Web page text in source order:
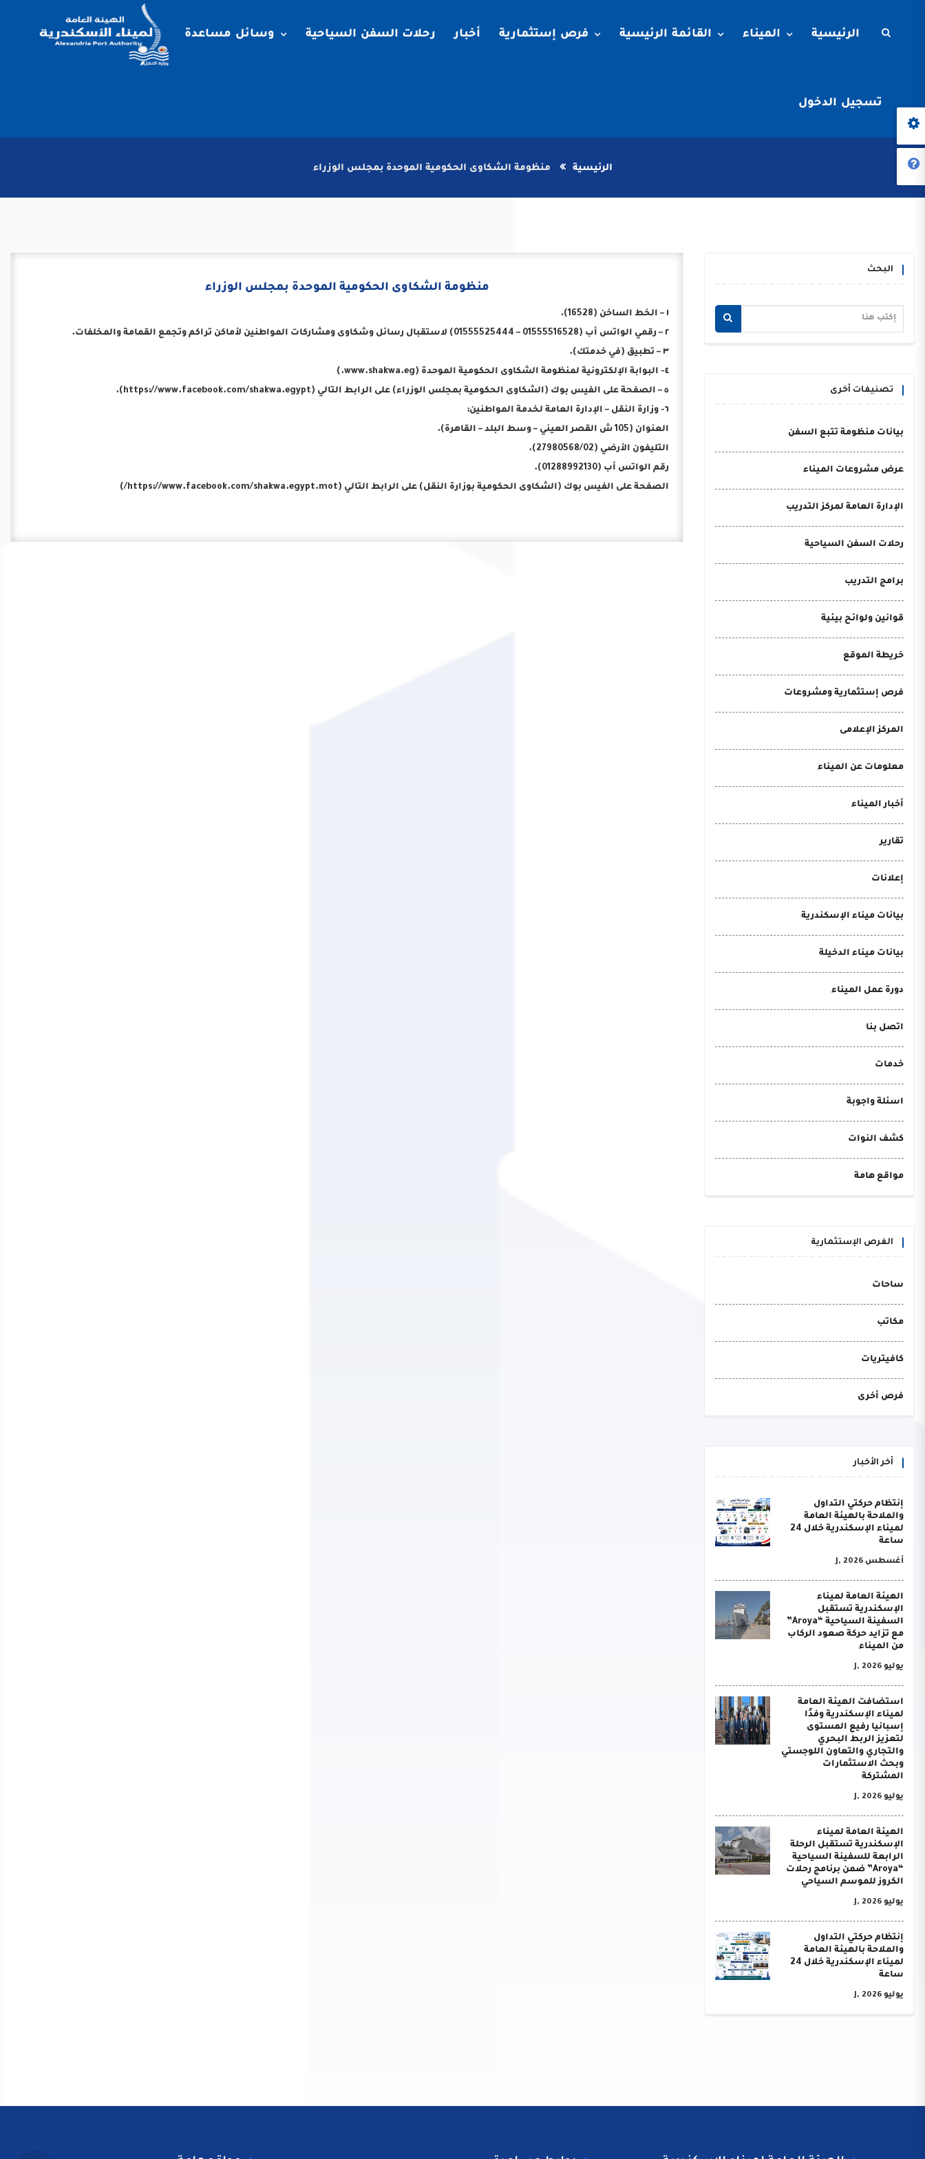
الرئيسية الميناء القائمة الرئيسية فرص إستثمارية أخبار رحلات السفن السياحية وسائل مساعدة
تسجيل الدخول
الرئيسية منظومة الشكاوى الحكومية الموحدة بمجلس الوزراء
البحث
تصنيفات أخرى
بيانات منظومة تتبع السفن
عرض مشروعات الميناء
الإدارة العامة لمركز التدريب
رحلات السفن السياحية
برامج التدريب
قوانين ولوائح بيئية
خريطة الموقع
فرص إستثمارية ومشروعات
المركز الإعلامى
معلومات عن الميناء
أخبار الميناء
تقارير
إعلانات
بيانات ميناء الإسكندرية
بيانات ميناء الدخيلة
دورة عمل الميناء
اتصل بنا
خدمات
اسئلة واجوبة
كشف النوات
مواقع هامة
الفرص الإستثمارية
ساحات
مكاتب
كافيتريات
فرص أخرى
أخر الأخبار
إنتظام حركتي التداول
والملاحة بالهيئة العامة
لميناء الإسكندرية خلال 24
ساعة
أغسطس J, 2026
الهيئة العامة لميناء
الإسكندرية تستقبل
السفينة السياحية “Aroya”
مع تزايد حركة صعود الركاب
من الميناء
يوليو J, 2026
استضافت الهيئة العامة
لميناء الإسكندرية وفدًا
إسبانيا رفيع المستوى
لتعزيز الربط البحري
والتجاري والتعاون اللوجستي
وبحث الاستثمارات
المشتركة
يوليو J, 2026
الهيئة العامة لميناء
الإسكندرية تستقبل الرحلة
الرابعة للسفينة السياحية
“Aroya” ضمن برنامج رحلات
الكروز للموسم السياحي
يوليو J, 2026
إنتظام حركتي التداول
والملاحة بالهيئة العامة
لميناء الإسكندرية خلال 24
ساعة
يوليو J, 2026
منظومة الشكاوى الحكومية الموحدة بمجلس الوزراء
١ – الخط الساخن (16528).
٢ – رقمي الواتس أب (01555516528 – 01555525444) لاستقبال رسائل وشكاوى ومشاركات المواطنين لأماكن تراكم وتجمع القمامة والمخلفات.
٣ – تطبيق (في خدمتك).
٤- البوابة الإلكترونية لمنظومة الشكاوى الحكومية الموحدة (www.shakwa.eg.)
٥ – الصفحة على الفيس بوك (الشكاوى الحكومية بمجلس الوزراء) على الرابط التالي (https://www.facebook.com/shakwa.egypt).
٦- وزارة النقل – الإدارة العامة لخدمة المواطنين:
العنوان (105 ش القصر العيني – وسط البلد – القاهرة).
التليفون الأرضي (27980568/02).
رقم الواتس أب (01288992130).
الصفحة على الفيس بوك (الشكاوى الحكومية بوزارة النقل) على الرابط التالي (https://www.facebook.com/shakwa.egypt.mot/)